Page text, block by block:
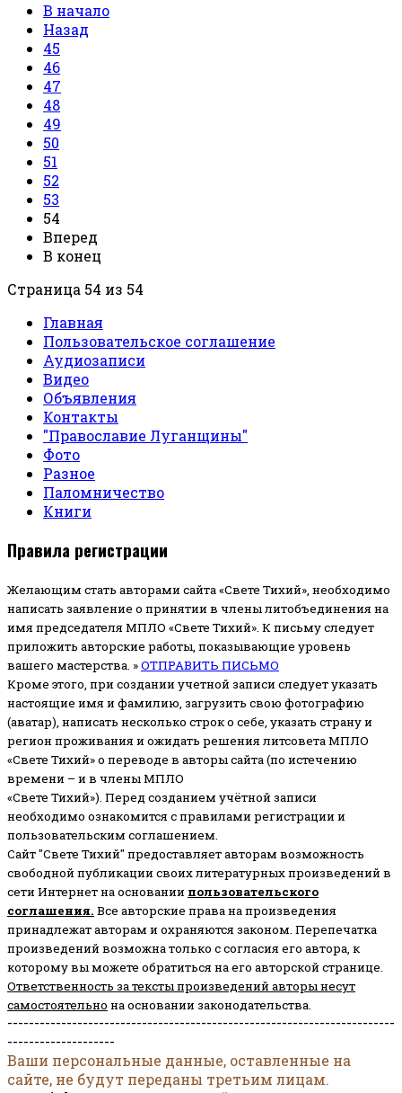
В начало
Назад
45
46
47
48
49
50
51
52
53
54
Вперед
В конец
Страница 54 из 54
Главная
Пользовательское соглашение
Аудиозаписи
Видео
Объявления
Контакты
"Православие Луганщины"
Фото
Разное
Паломничество
Книги
Правила регистрации
Желающим стать авторами сайта «Свете Тихий», необходимо
написать заявление о принятии в члены литобъединения на
имя председателя МПЛО «Свете Тихий». К письму следует
приложить авторские работы, показывающие уровень
вашего мастерства. »ОТПРАВИТЬ ПИСЬМО
Кроме этого, при создании учетной записи следует указать
настоящие имя и фамилию, загрузить свою фотографию
(аватар), написать несколько строк о себе, указать страну и
регион проживания и ожидать решения литсовета МПЛО
«Свете Тихий» о переводе в авторы сайта (по истечению
времени – и в члены МПЛО
«Свете Тихий»). Перед созданием учётной записи
необходимо ознакомится с правилами регистрации и
пользовательским соглашением.
Сайт "Свете Тихий" предоставляет авторам возможность
свободной публикации своих литературных произведений в
сети Интернет на основании пользовательского
соглашения. Все авторские права на произведения
принадлежат авторам и охраняются законом. Перепечатка
произведений возможна только с согласия его автора, к
которому вы можете обратиться на его авторской странице.
Ответственность за тексты произведений авторы несут
самостоятельно на основании законодательства.
------------------------------------------------------------------------
--------------------
Ваши персональные данные, оставленные на
сайте, не будут переданы третьим лицам.